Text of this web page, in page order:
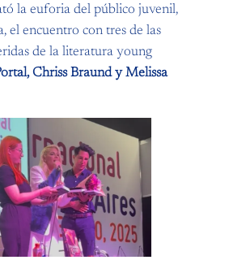
la euforia del público juvenil,
el encuentro con tres de las
de la literatura young
Chriss Braund y Melissa